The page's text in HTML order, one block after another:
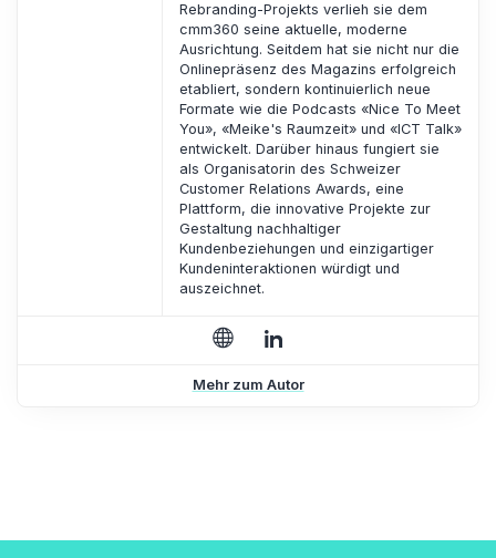
Rebranding-Projekts verlieh sie dem
cmm360 seine aktuelle, moderne
Ausrichtung. Seitdem hat sie nicht nur die
Onlinepräsenz des Magazins erfolgreich
etabliert, sondern kontinuierlich neue
Formate wie die Podcasts «Nice To Meet
You», «Meike's Raumzeit» und «ICT Talk»
entwickelt. Darüber hinaus fungiert sie
als Organisatorin des Schweizer
Customer Relations Awards, eine
Plattform, die innovative Projekte zur
Gestaltung nachhaltiger
Kundenbeziehungen und einzigartiger
Kundeninteraktionen würdigt und
auszeichnet.
Mehr zum Autor